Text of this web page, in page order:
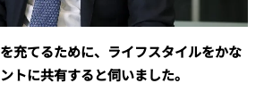
充てるために、ライフスタイルをかな
トに共有すると伺いました。